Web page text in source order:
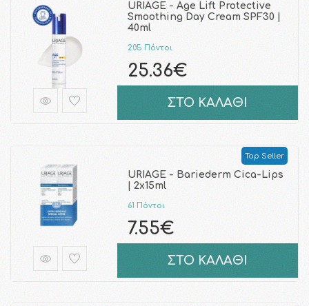
URIAGE - Age Lift Protective
Smoothing Day Cream SPF30 |
40ml
205 Πόντοι
25.36€
ΣΤΟ ΚΑΛΑΘΙ
Top Seller
URIAGE - Bariederm Cica-Lips
| 2x15ml
61 Πόντοι
7.55€
ΣΤΟ ΚΑΛΑΘΙ